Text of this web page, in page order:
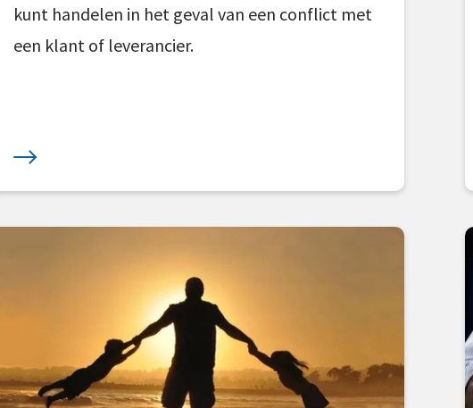
kunt handelen in het geval van een conflict met
een klant of leverancier.